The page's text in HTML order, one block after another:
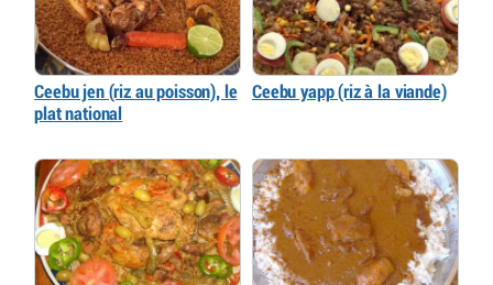
Ceebu jen (riz au poisson), le
plat national
Ceebu yapp (riz à la viande)